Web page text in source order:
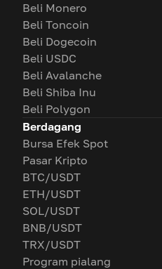
Beli Monero
Beli Toncoin
Beli Dogecoin
Beli USDC
Beli Avalanche
Beli Shiba Inu
Beli Polygon
Berdagang
Bursa Efek Spot
Pasar Kripto
BTC/USDT
ETH/USDT
SOL/USDT
BNB/USDT
TRX/USDT
Program pialang